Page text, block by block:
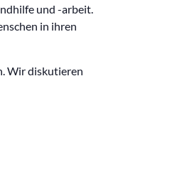
und -arbeit.
in ihren
Wir diskutieren